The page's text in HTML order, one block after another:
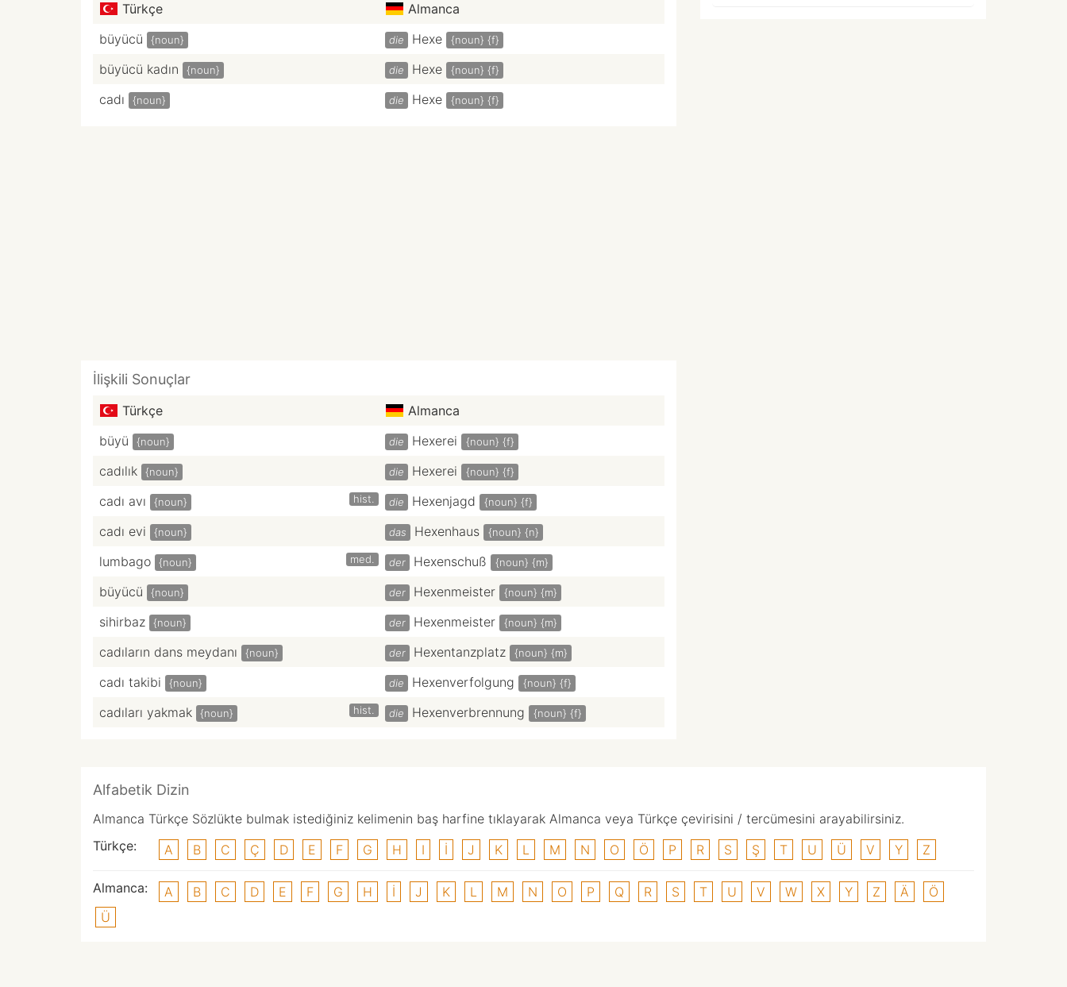
Türkçe
Almanca
büyücü
{noun} die Hexe {noun} {f}
büyücü kadın {noun} die Hexe {noun} {f}
cadı {noun} die Hexe {noun} {f}
İlişkili Sonuçlar
Türkçe
Almanca
büyü
{noun} die Hexerei {noun} {f}
cadılık {noun} die Hexerei {noun} {f}
cadı avı {noun} hist. die Hexenjagd {noun} {f}
cadı evi {noun} das Hexenhaus {noun} {n}
lumbago {noun} med. der Hexenschuß {noun} {m}
büyücü {noun} der Hexenmeister {noun} {m}
sihirbaz {noun} der Hexenmeister {noun} {m}
cadıların dans meydanı {noun} der Hexentanzplatz {noun} {m}
cadı takibi {noun} die Hexenverfolgung {noun} {f}
cadıları yakmak {noun} hist. die Hexenverbrennung {noun} {f}
Alfabetik Dizin
Almanca Türkçe Sözlükte bulmak istediğiniz kelimenin baş harfine tıklayarak Almanca veya Türkçe çevirisini / tercümesini arayabilirsiniz.
Türkçe:
A B C Ç D E F G H I I J K L M N O Ö P R S Ş T U Ü V Y Z
Almanca: A B C D E F G H I J K L M N O P Q R S T U V W X Y Z Ä
Ö
Ü